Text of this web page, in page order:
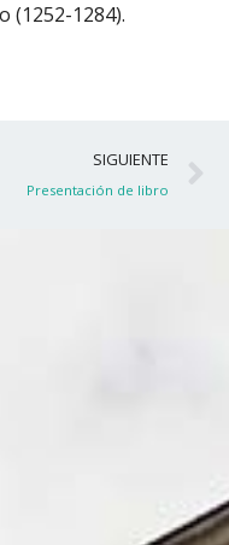
(1252-1284).
SIGUIENTE
Presentación de libro